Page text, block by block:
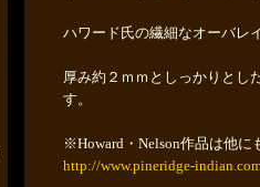
ハワード氏の繊細なオーバレ
厚み約２ｍｍとしっかりとし
す。
※Howard・Nelson作品は他
http://www.pineridge-